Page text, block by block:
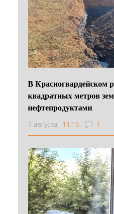
В Красногвардейском
квадратных метров
нефтепродуктами
7 августа 11:15 1